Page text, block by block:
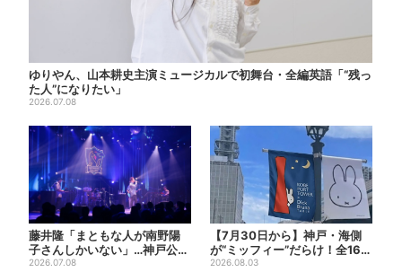
ゆりやん、山本耕史主演ミュージカルで初舞台・全編英語「“残っ
た人”になりたい」
2026.07.08
藤井隆「まともな人が南野陽
子さんしかいない」…神戸公演
は“一番クレイジー”？
2026.07.08
【7月30日から】神戸・海側
が“ミッフィー”だらけ！全16施
設でパン、スイーツ、...
2026.08.03